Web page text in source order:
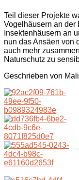
Teil dieser Projekte
Vogelhäusern an der
Insektenhäusern an
nun das Ansäen von
auch mehr
Naturschutz zu
Geschrieben von